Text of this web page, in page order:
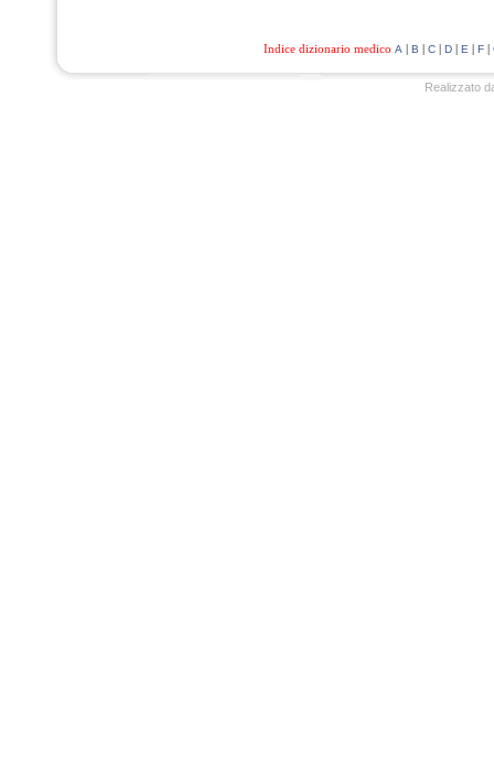
Indice dizionario medico A | B | C| D| E | F|
Realizzato